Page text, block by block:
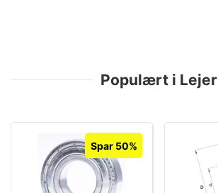
Populært i Lejer
Spar 50%